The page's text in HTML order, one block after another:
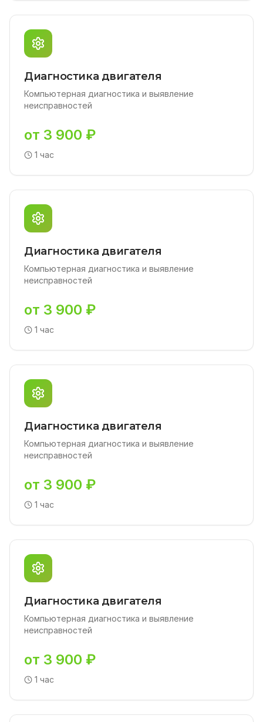
Диагностика двигателя
Компьютерная диагностика и выявление
неисправностей
от 3 900 ₽
1 час
Диагностика двигателя
Компьютерная диагностика и выявление
неисправностей
от 3 900 ₽
1 час
Диагностика двигателя
Компьютерная диагностика и выявление
неисправностей
от 3 900 ₽
1 час
Диагностика двигателя
Компьютерная диагностика и выявление
неисправностей
от 3 900 ₽
1 час